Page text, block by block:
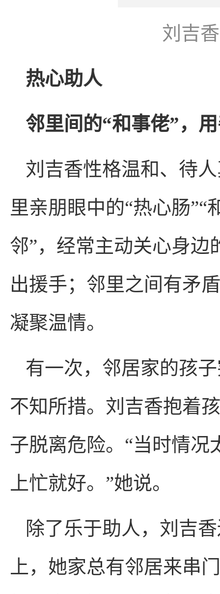
刘吉
热心助人
邻里间的“和事佬”，
刘吉香性格温和、待
里亲朋眼中的“热心肠”“
邻”，经常主动关心身边
出援手；邻里之间有矛
凝聚温情。
有一次，邻居家的孩
不知所措。刘吉香抱着
子脱离危险。“当时情
上忙就好。”她说。
除了乐于助人，刘吉
上，她家总有邻居来串